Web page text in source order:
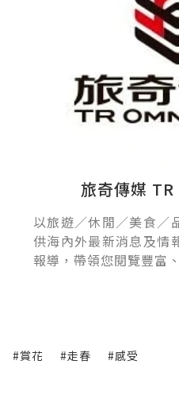
旅奇傳媒
以旅遊／休閒／美食／
供海內外最新消息及情
報導，帶領您閱覽豐富
#賞花 #走春 #感受